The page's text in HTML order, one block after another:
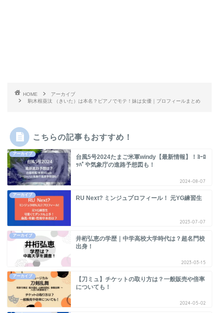
HOME
アーカイブ
駒木根葵汰 （きいた）は本名？ピアノでモテ！妹は女優｜プロフィールまとめ
こちらの記事もおすすめ！
アーカイブ
台風5号2024たまご米軍windy【最新情報】！ﾖｰﾛ
ｯﾊﾟや気象庁の進路予想図も！
2024-08-07
アーカイブ RU Next? ミンジュプロフィール！ 元YG練習生
2023-07-07
アーカイブ
井桁弘恵の学歴｜中学高校大学時代は？超名門校
出身！
2023-03-15
アーカイブ
【刀ミュ】チケットの取り方は？一般販売や倍率
についても！
2024-05-02